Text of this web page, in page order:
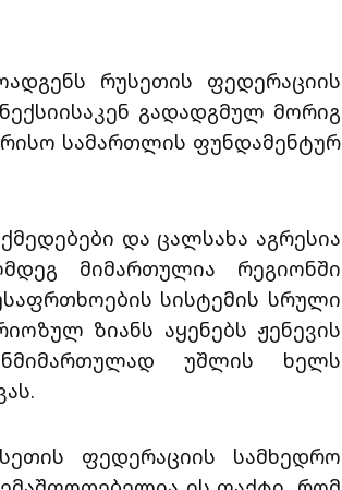
რუსეთის ფედერაციის
გადადგმულ მორიგ
სამართლის ფუნდამენტურ
და ცალსახა აგრესია
მიმართულია რეგიონში
სისტემის სრული
ზიანს აყენებს ჟენევის
უშლის ხელს
ფედერაციის სამხედრო